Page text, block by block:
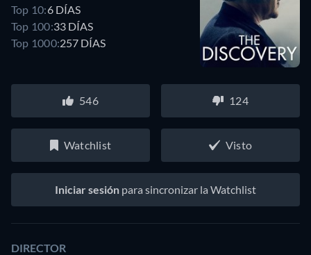
Top 10:6 DÍAS
Top 100:33 DÍAS
Top 1000:257 DÍAS
546 124
Watchlist Visto
Iniciar sesión para sincronizar la Watchlist
DIRECTOR